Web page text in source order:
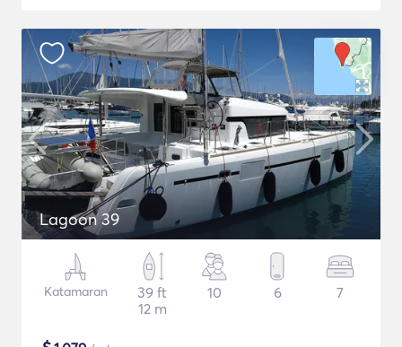
Lagoon 39
Katamaran
39 ft
12 m
10 6 7